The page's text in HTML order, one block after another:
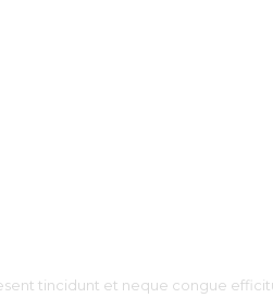
tincidunt et neque congue